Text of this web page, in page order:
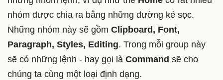
nhóm được chia ra bằng những đường kẻ sọc.
Những nhóm này sẽ gồm Clipboard, Font,
Paragraph, Styles, Editing. Trong mỗi group này
sẽ có những lệnh - hay gọi là Command sẽ cho
chúng ta cùng một loại định dạng.